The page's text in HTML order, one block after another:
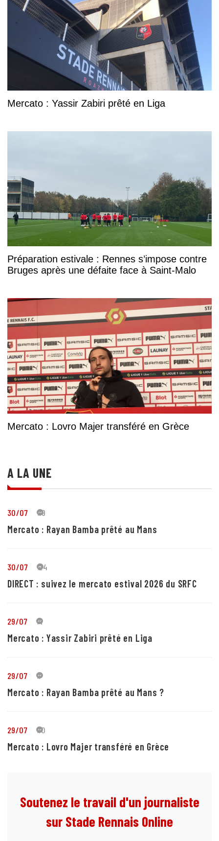
Mercato : Yassir Zabiri prêté en Liga
Préparation estivale : Rennes s’impose contre
Bruges après une défaite face à Saint-Malo
Mercato : Lovro Majer transféré en Grèce
A LA UNE
30/07 19
Mercato : Rayan Bamba prêté au Mans
30/07 24
DIRECT : suivez le mercato estival 2026 du SRFC
29/07 4
Mercato : Yassir Zabiri prêté en Liga
29/07 1
Mercato : Rayan Bamba prêté au Mans ?
29/07 10
Mercato : Lovro Majer transféré en Grèce
Soutenez le travail d'un journaliste
sur Stade Rennais Online